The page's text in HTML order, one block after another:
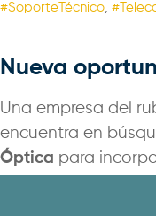
#SoporteTécnico,
Nueva
Una empresa del
encuentra en
Óptica para